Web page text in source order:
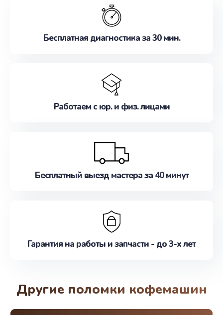
Бесплатная диагностика за 30 мин.
Работаем с юр. и физ. лицами
Бесплатный выезд мастера за 40 минут
Гарантия на работы и запчасти - до 3-х лет
Другие поломки кофемашин